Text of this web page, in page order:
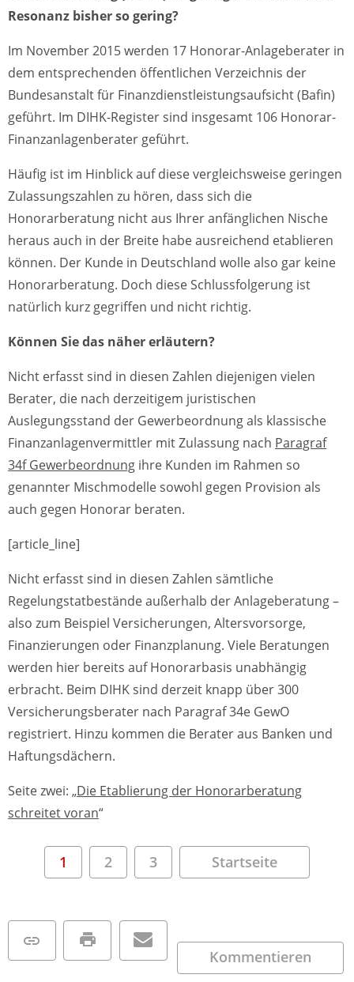
Resonanz bisher so gering?
Im November 2015 werden 17 Honorar-Anlageberater in
dem entsprechenden öffentlichen Verzeichnis der
Bundesanstalt für Finanzdienstleistungsaufsicht (Bafin)
geführt. Im DIHK-Register sind insgesamt 106 Honorar-
Finanzanlagenberater geführt.
Häufig ist im Hinblick auf diese vergleichsweise geringen
Zulassungszahlen zu hören, dass sich die
Honorarberatung nicht aus Ihrer anfänglichen Nische
heraus auch in der Breite habe ausreichend etablieren
können. Der Kunde in Deutschland wolle also gar keine
Honorarberatung. Doch diese Schlussfolgerung ist
natürlich kurz gegriffen und nicht richtig.
Können Sie das näher erläutern?
Nicht erfasst sind in diesen Zahlen diejenigen vielen
Berater, die nach derzeitigem juristischen
Auslegungsstand der Gewerbeordnung als klassische
Finanzanlagenvermittler mit Zulassung nach Paragraf
34f Gewerbeordnung ihre Kunden im Rahmen so
genannter Mischmodelle sowohl gegen Provision als
auch gegen Honorar beraten.
[article_line]
Nicht erfasst sind in diesen Zahlen sämtliche
Regelungstatbestände außerhalb der Anlageberatung –
also zum Beispiel Versicherungen, Altersvorsorge,
Finanzierungen oder Finanzplanung. Viele Beratungen
werden hier bereits auf Honorarbasis unabhängig
erbracht. Beim DIHK sind derzeit knapp über 300
Versicherungsberater nach Paragraf 34e GewO
registriert. Hinzu kommen die Berater aus Banken und
Haftungsdächern.
Seite zwei: „Die Etablierung der Honorarberatung
schreitet voran“
1 2 3 Startseite
Kommentieren